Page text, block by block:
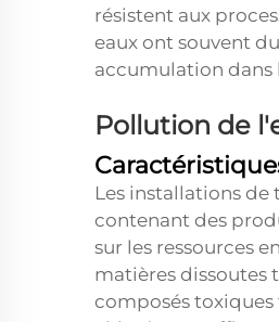
résistent aux
eaux ont souvent
accumulation dans
Pollution de
Les installations
contenant des
sur les ressources
matières dissoutes
composés toxiques